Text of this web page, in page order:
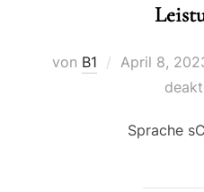
von B1 April 8,
Sprache